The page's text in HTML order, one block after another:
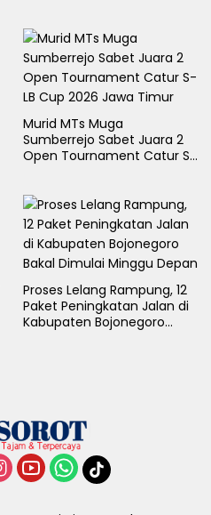
Murid MTs Muga
Sumberrejo Sabet Juara 2
Open Tournament Catur S-
Proses Lelang Rampung, 12
Paket Peningkatan Jalan di
Kabupaten Bojonegoro